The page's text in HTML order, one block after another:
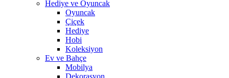
Hediye ve Oyuncak
Oyuncak
Çiçek
Hediye
Hobi
Koleksiyon
Ev ve Bahçe
Mobilya
Dekorasyon